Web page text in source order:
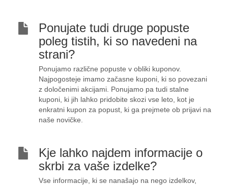
Ponujate tudi druge popuste
poleg tistih, ki so navedeni na
strani?
Ponujamo različne popuste v obliki kuponov.
Najpogosteje imamo začasne kuponi, ki so povezani
z določenimi akcijami. Ponujamo pa tudi stalne
kuponi, ki jih lahko pridobite skozi vse leto, kot je
enkratni kupon za popust, ki ga prejmete ob prijavi na
naše novičke.
Kje lahko najdem informacije o
skrbi za vaše izdelke?
Vse informacije, ki se nanašajo na nego izdelkov,